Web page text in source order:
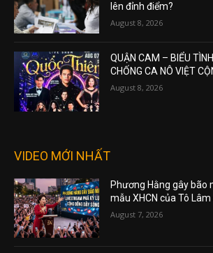
lên đỉnh điểm?
August 8, 2026
QUẬN CAM – BIỂU
CHỐNG CA NÔ VIỆT
August 8, 2026
VIDEO MỚI NHẤT
Phương Hằng gây bão
mẫu XHCN của Tô Lâm
August 7, 2026